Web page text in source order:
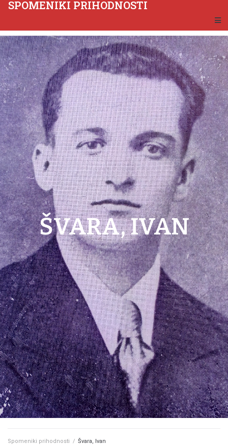
SPOMENIKI PRIHODNOSTI
ŠVARA, IVAN
Spomeniki prihodnosti / Švara, Ivan